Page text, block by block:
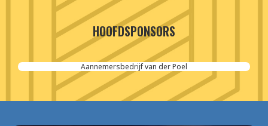
HOOFDSPONSORS
Aannemersbedrijf van der Poel